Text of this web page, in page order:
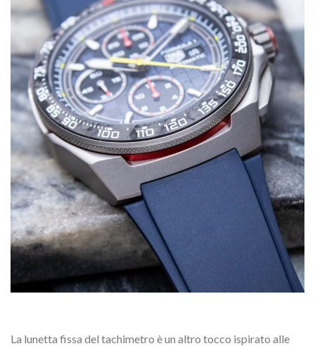
La lunetta fissa del tachimetro è un altro tocco ispirato alle